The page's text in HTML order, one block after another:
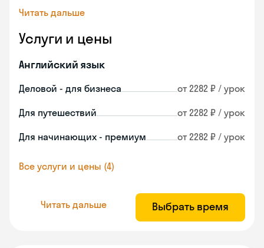
Читать дальше
Услуги и цены
Английский язык
Деловой - для бизнеса от 2282 ₽ / урок
Для путешествий от 2282 ₽ / урок
Для начинающих - премиум от 2282 ₽ / урок
Все услуги и цены (4)
Читать дальше Выбрать время